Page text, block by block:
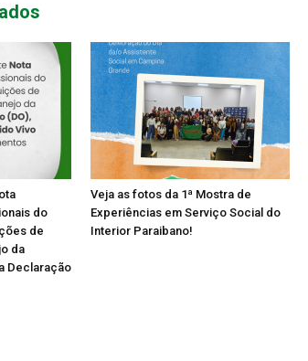
do
de
da
Declaração
Veja as fotos da 1ª Mostra de
Experiências em Serviço Social do
Interior Paraibano!